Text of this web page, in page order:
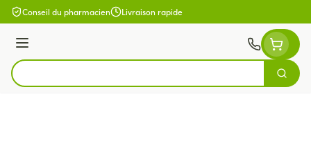
Aller au contenu
Conseil du pharmacien Livraison rapide
Menu
Rechercher